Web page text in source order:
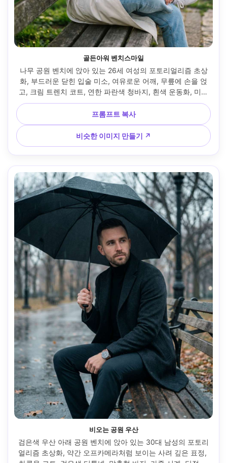
골든아워 벤치스마일
나무 공원 벤치에 앉아 있는 26세 여성의 포토리얼리즘 초상
화, 부드러운 닫힌 입술 미소, 여유로운 어깨, 무릎에 손을 얹
고, 크림 트렌치 코트, 연한 파란색 청바지, 흰색 운동화, 미니
멀한 골드 후프 귀걸이, 내추럴 메이크업, 느슨한 로우 번으로
묶은 머리, 부드러운 나무와 먼 길이 있는 푸른 도시 공원, 따뜻
한 림 빛이 들어오는 골든 아워 햇빛, 소니 A7IV, 85mm f/1.4,
얕은 피사계 깊이 보케, 눈높이 프레임, 중심 구도, 차분하고 영
화적인 분위기, 사실적인 피부 결과와 모공, 자연스러운 그림
자, 고해상도, 눈에 날카로운 초점, 미묘한 따뜻한 색상 등급 --
ar 4:5
프롬프트 복사
비슷한 이미지 만들기 ↗
비오는 공원 우산
검은색 우산 아래 공원 벤치에 앉아 있는 30대 남성의 포토리
얼리즘 초상화, 약간 오프카메라처럼 보이는 사려 깊은 표정,